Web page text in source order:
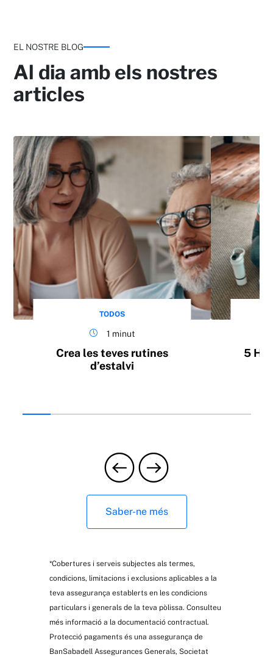
EL NOSTRE BLOG
Al dia amb els nostres
articles
TODOS
1 minut
Crea les teves rutines
d’estalvi
5
Saber-ne més
*Cobertures i serveis subjectes als termes,
condicions, limitacions i exclusions aplicables a la
teva assegurança establerts en les condicions
particulars i generals de la teva pòlissa. Consulteu
més informació a la documentació contractual.
Protecció pagaments és una assegurança de
BanSabadell Assegurances Generals, Societat